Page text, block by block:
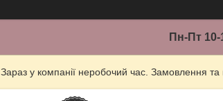
Пн-Пт 10-
Зараз у компанії неробочий час. Замовлення та